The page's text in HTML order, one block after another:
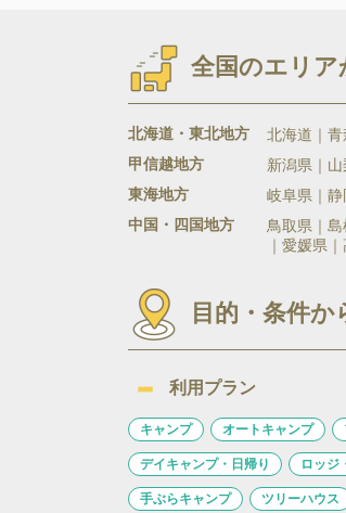
全国のエリア
北海道・東北地方 北海道 青
甲信越地方
新潟県 山
東海地方
岐阜県 静
中国・四国地方
鳥取県 島
愛媛県
目的・条件か
利用プラン
キャンプ オートキャンプ
デイキャンプ・日帰り ロッジ
手ぶらキャンプ ツリーハウス